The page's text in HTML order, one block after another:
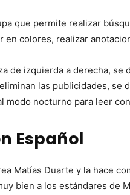
que permite realizar
en colores, realizar
de izquierda a derecha,
las publicidades,
modo nocturno para leer
Español
Matías Duarte y la hace
bien a los estándares de